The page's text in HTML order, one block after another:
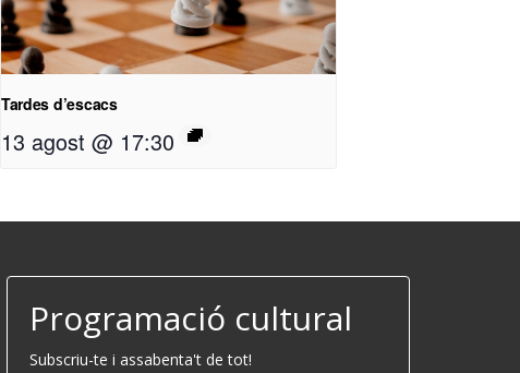
Tardes d’escacs
13 agost @ 17:30
Programació cultural
Subscriu-te i assabenta't de tot!